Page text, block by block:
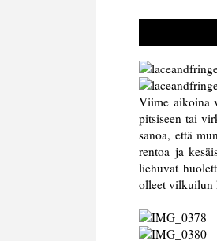
Viime aikoina
pitsiseen tai
sanoa, että
rentoa ja
liehuvat
olleet vilkuilun